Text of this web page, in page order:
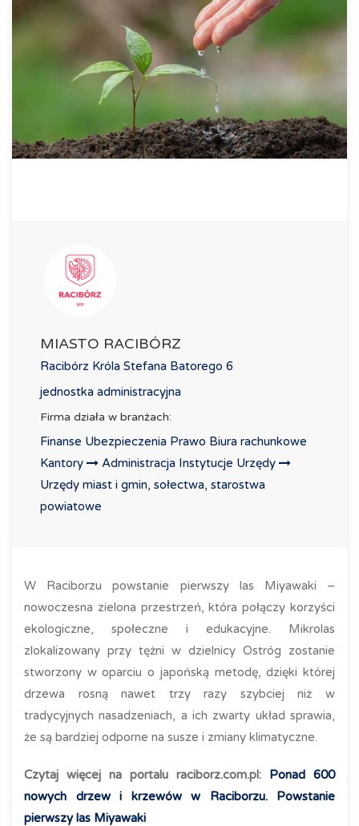
MIASTO RACIBÓRZ
Racibórz Króla Stefana Batorego 6
jednostka administracyjna
Firma działa w branżach:
Finanse Ubezpieczenia Prawo Biura rachunkowe
Kantory
Administracja Instytucje Urzędy
Urzędy miast i gmin, sołectwa, starostwa
powiatowe
W Raciborzu powstanie pierwszy las Miyawaki –
nowoczesna zielona przestrzeń, która połączy korzyści
ekologiczne, społeczne i edukacyjne. Mikrolas
zlokalizowany przy tężni w dzielnicy Ostróg zostanie
stworzony w oparciu o japońską metodę, dzięki której
drzewa rosną nawet trzy razy szybciej niż w
tradycyjnych nasadzeniach, a ich zwarty układ sprawia,
że są bardziej odporne na susze i zmiany klimatyczne.
Czytaj więcej na portalu raciborz.com.pl: Ponad 600
nowych drzew i krzewów w Raciborzu. Powstanie
pierwszy las Miyawaki